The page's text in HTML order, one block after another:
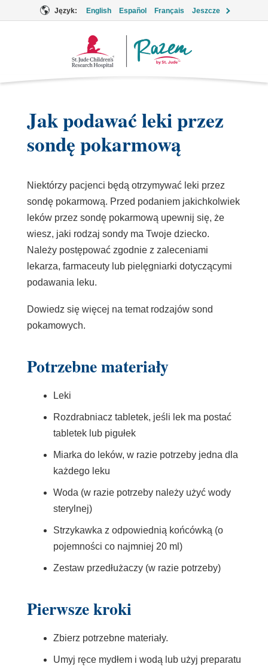
Język: English Español Français Jeszcze
Logo
Jak podawać leki przez
sondę pokarmową
Niektórzy pacjenci będą otrzymywać leki przez
sondę pokarmową. Przed podaniem jakichkolwiek
leków przez sondę pokarmową upewnij się, że
wiesz, jaki rodzaj sondy ma Twoje dziecko.
Należy postępować zgodnie z zaleceniami
lekarza, farmaceuty lub pielęgniarki dotyczącymi
podawania leku.
Dowiedz się więcej na temat rodzajów sond
pokamowych.
Potrzebne materiały
Leki
Rozdrabniacz tabletek, jeśli lek ma postać
tabletek lub pigułek
Miarka do leków, w razie potrzeby jedna dla
każdego leku
Woda (w razie potrzeby należy użyć wody
sterylnej)
Strzykawka z odpowiednią końcówką (o
pojemności co najmniej 20 ml)
Zestaw przedłużaczy (w razie potrzeby)
Pierwsze kroki
Zbierz potrzebne materiały.
Umyj ręce mydłem i wodą lub użyj preparatu